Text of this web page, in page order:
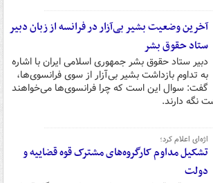
آخرین وضعیت بشیر بی‌آزار در فرانسه از زبان دبیر
ستاد حقوق بشر
دبیر ستاد حقوق بشر جمهوری اسلامی ایران با اشاره
به تداوم بازداشت بشیر بی‌آزار از سوی فرانسوی‌ها،
گفت: سوال این است که چرا فرانسوی‌ها می‌خواهند
نگه دارند.
اژه‌ای اعلام کرد؛
تشکیل مداوم کارگروه‌های مشترک قوه قضاییه و
دولت